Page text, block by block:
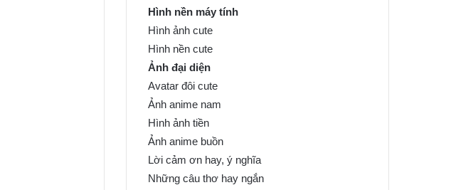
Hình nền máy tính
Hình ảnh cute
Hình nền cute
Ảnh đại diện
Avatar đôi cute
Ảnh anime nam
Hình ảnh tiền
Ảnh anime buồn
Lời cảm ơn hay, ý nghĩa
Những câu thơ hay ngắn